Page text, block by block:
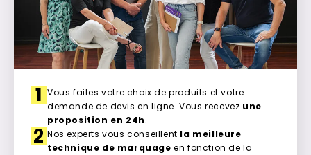
1 Vous faites votre choix de produits et votre
demande de devis en ligne. Vous recevez une
proposition en 24h.
2 Nos experts vous conseillent la meilleure
technique de marquage en fonction de la